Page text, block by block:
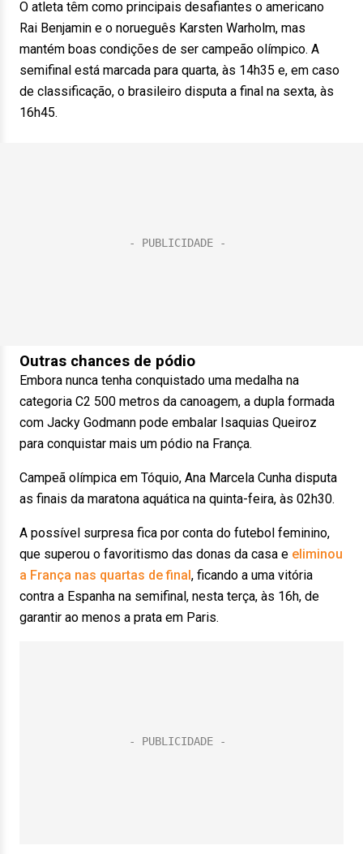
O atleta têm como principais desafiantes o americano
Rai Benjamin e o norueguês Karsten Warholm, mas
mantém boas condições de ser campeão olímpico. A
semifinal está marcada para quarta, às 14h35 e, em caso
de classificação, o brasileiro disputa a final na sexta, às
16h45.
Outras chances de pódio
Embora nunca tenha conquistado uma medalha na
categoria C2 500 metros da canoagem, a dupla formada
com Jacky Godmann pode embalar Isaquias Queiroz
para conquistar mais um pódio na França.
Campeã olímpica em Tóquio, Ana Marcela Cunha disputa
as finais da maratona aquática na quinta-feira, às 02h30.
A possível surpresa fica por conta do futebol feminino,
que superou o favoritismo das donas da casa e eliminou
a França nas quartas de final, ficando a uma vitória
contra a Espanha na semifinal, nesta terça, às 16h, de
garantir ao menos a prata em Paris.